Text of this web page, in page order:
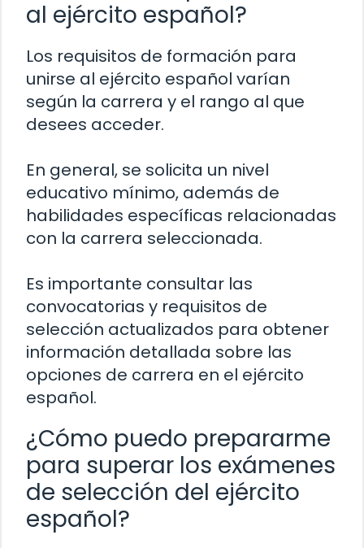
al ejército español?
Los requisitos de formación para
unirse al ejército español varían
según la carrera y el rango al que
desees acceder.
En general, se solicita un nivel
educativo mínimo, además de
habilidades específicas relacionadas
con la carrera seleccionada.
Es importante consultar las
convocatorias y requisitos de
selección actualizados para obtener
información detallada sobre las
opciones de carrera en el ejército
español.
¿Cómo puedo prepararme
para superar los exámenes
de selección del ejército
español?